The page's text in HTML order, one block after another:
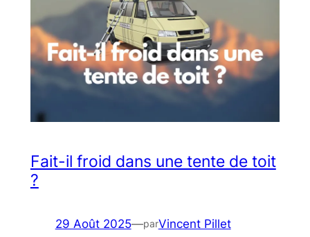
Fait-il froid dans une tente de toit
?
29 Août 2025—parVincent Pillet